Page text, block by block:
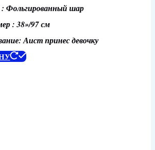
Фольгированный шар
: 38»/97 см
Аист принес девочку